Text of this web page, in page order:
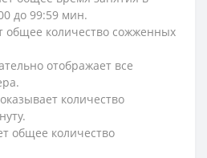
до 99:59 мин.
общее количество сожженных
отображает все
количество
общее количество